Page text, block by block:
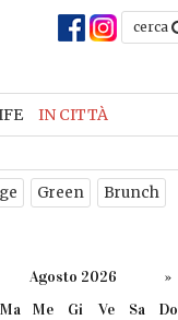
cerca
IN CITTÀ
Green Brunch
Agosto 2026
»
Ma Me Gi Ve Sa
Do